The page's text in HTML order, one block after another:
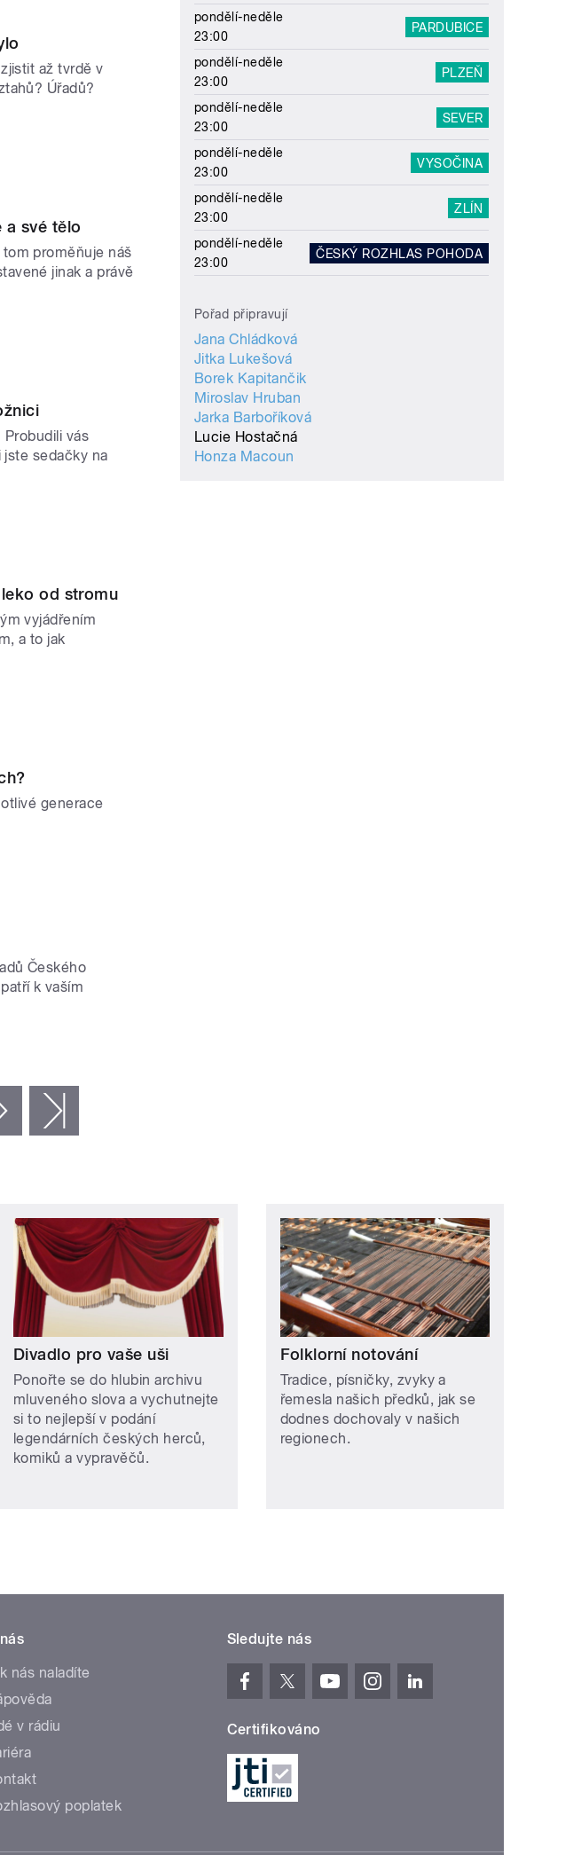
až tvrdě v
Úřadů?
a své tělo
proměňuje náš
jinak a právě
vás
sedačky na
od stromu
vyjádřením
a to jak
generace
Českého
k vaším
následující ›
pondělí-neděle
23:00
PARDUBICE
pondělí-neděle
23:00
PLZEŇ
pondělí-neděle
23:00
SEVER
pondělí-neděle
23:00
VYSOČINA
pondělí-neděle
23:00
ZLÍN
pondělí-neděle
23:00
ČESKÝ ROZHLAS POHODA
Pořad připravují
Jana Chládková
Jitka Lukešová
Borek Kapitančik
Miroslav Hruban
Jarka Barboříková
Lucie Hostačná
Honza Macoun
Divadlo pro vaše uši
Ponořte se do hlubin archivu
mluveného slova a vychutnejte
si to nejlepší v podání
legendárních českých herců,
komiků a vypravěčů.
Folklorní notování
Tradice, písničky, zvyky a
řemesla našich předků, jak se
dodnes dochovaly v našich
regionech.
nás naladíte
v rádiu
poplatek
Sledujte nás
Certifikováno